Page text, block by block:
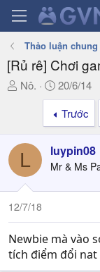
Thảo luận chung
[Rủ rê] Chơi
T
a
s
t
a
e
r
Nô.
N
g
à
y
ử
i
20/6/14
Trước
L luypin08
Mr & Ms
12/7/18
Newbie mà vào
tích điểm đổi